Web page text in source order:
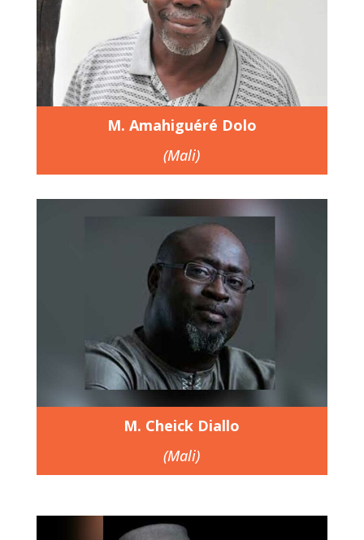
M. Amahiguéré Dolo
(Mali)
M. Cheick Diallo
(Mali)